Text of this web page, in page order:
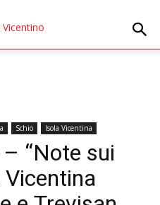
Schio Isola Vicentina
“Note sui
Vicentina